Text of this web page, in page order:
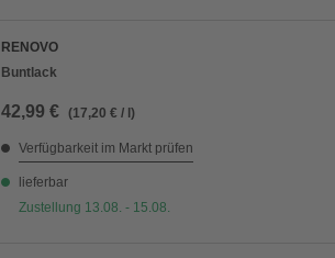
RENOVO
Buntlack
42,99 € (17,20 € / l)
Verfügbarkeit im Markt prüfen
lieferbar
Zustellung 13.08. - 15.08.